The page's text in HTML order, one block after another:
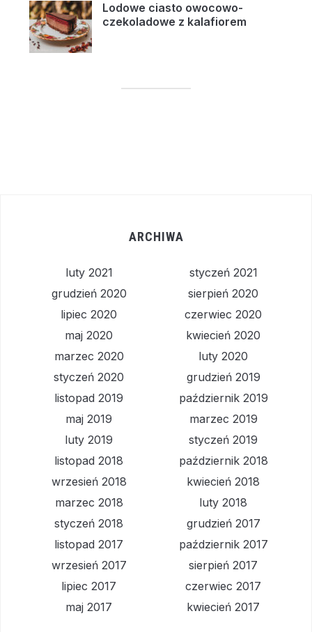
Lodowe ciasto owocowo-
czekoladowe z kalafiorem
ARCHIWA
luty 2021
styczeń 2021
grudzień 2020
sierpień 2020
lipiec 2020
czerwiec 2020
maj 2020
kwiecień 2020
marzec 2020
luty 2020
styczeń 2020
grudzień 2019
listopad 2019
październik 2019
maj 2019
marzec 2019
luty 2019
styczeń 2019
listopad 2018
październik 2018
wrzesień 2018
kwiecień 2018
marzec 2018
luty 2018
styczeń 2018
grudzień 2017
listopad 2017
październik 2017
wrzesień 2017
sierpień 2017
lipiec 2017
czerwiec 2017
maj 2017
kwiecień 2017